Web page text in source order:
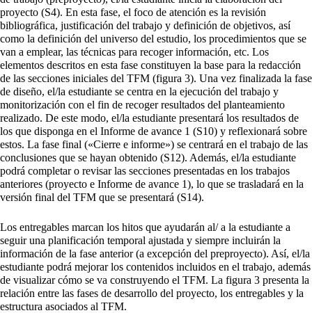
proyecto (S4). En esta fase, el foco de atención es la revisión
bibliográfica, justificación del trabajo y definición de objetivos, así
como la definición del universo del estudio, los procedimientos que se
van a emplear, las técnicas para recoger información, etc. Los
elementos descritos en esta fase constituyen la base para la redacción
de las secciones iniciales del TFM (figura 3). Una vez finalizada la fase
de diseño, el/la estudiante se centra en la ejecución del trabajo y
monitorización con el fin de recoger resultados del planteamiento
realizado. De este modo, el/la estudiante presentará los resultados de
los que disponga en el Informe de avance 1 (S10) y reflexionará sobre
estos. La fase final («Cierre e informe») se centrará en el trabajo de las
conclusiones que se hayan obtenido (S12). Además, el/la estudiante
podrá completar o revisar las secciones presentadas en los trabajos
anteriores (proyecto e Informe de avance 1), lo que se trasladará en la
versión final del TFM que se presentará (S14).
Los entregables marcan los hitos que ayudarán al/ a la estudiante a
seguir una planificación temporal ajustada y siempre incluirán la
información de la fase anterior (a excepción del preproyecto). Así, el/la
estudiante podrá mejorar los contenidos incluidos en el trabajo, además
de visualizar cómo se va construyendo el TFM. La figura 3 presenta la
relación entre las fases de desarrollo del proyecto, los entregables y la
estructura asociados al TFM.